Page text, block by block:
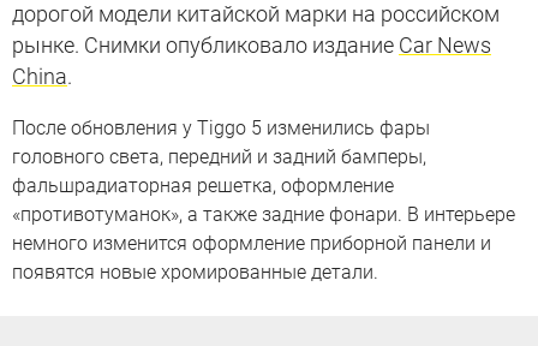
дорогой модели китайской марки на российском
рынке. Снимки опубликовало издание Car News
China.
После обновления у Tiggo 5 изменились фары
головного света, передний и задний бамперы,
фальшрадиаторная решетка, оформление
«противотуманок», а также задние фонари. В интерьере
немного изменится оформление приборной панели и
появятся новые хромированные детали.